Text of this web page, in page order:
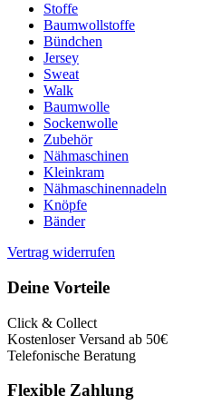
Stoffe
Baumwollstoffe
Bündchen
Jersey
Sweat
Walk
Baumwolle
Sockenwolle
Zubehör
Nähmaschinen
Kleinkram
Nähmaschinennadeln
Knöpfe
Bänder
Vertrag widerrufen
Deine Vorteile
Click & Collect
Kostenloser Versand ab 50€
Telefonische Beratung
Flexible Zahlung